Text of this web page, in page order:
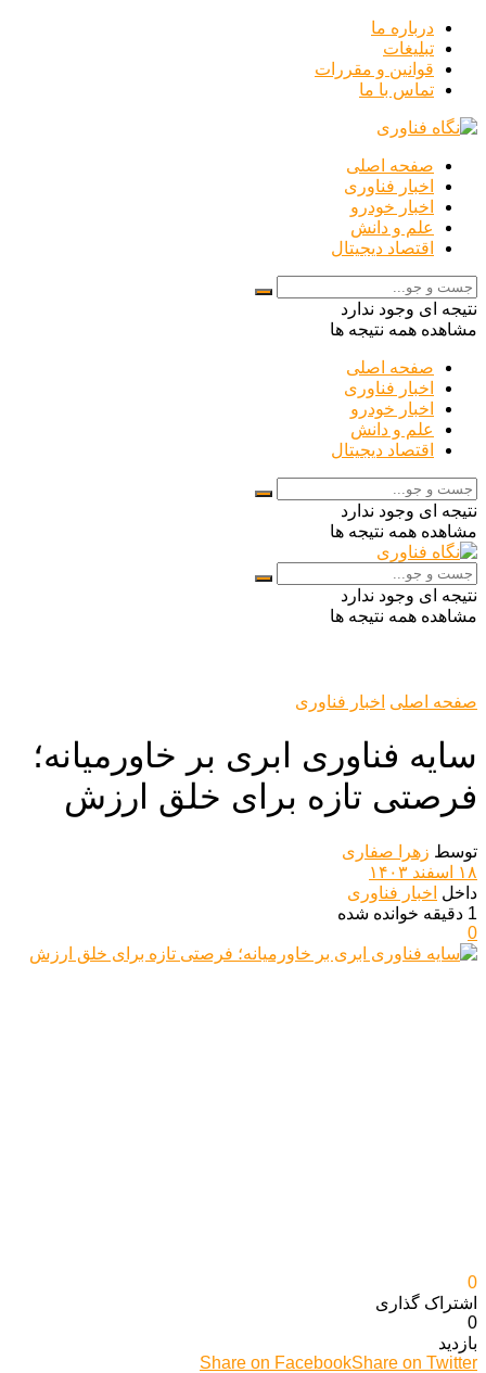
درباره ما
تبلیغات
قوانین و مقررات
تماس با ما
صفحه اصلی
اخبار فناوری
اخبار خودرو
علم و دانش
اقتصاد دیجیتال
نتیجه ای وجود ندارد
مشاهده همه نتیجه ها
صفحه اصلی
اخبار فناوری
اخبار خودرو
علم و دانش
اقتصاد دیجیتال
نتیجه ای وجود ندارد
مشاهده همه نتیجه ها
نتیجه ای وجود ندارد
مشاهده همه نتیجه ها
صفحه اصلی اخبار فناوری
سایه فناوری ابری بر خاورمیانه؛
فرصتی تازه برای خلق ارزش
توسط زهرا صفاری
۱۸ اسفند ۱۴۰۳
داخل اخبار فناوری
1 دقیقه خوانده شده
0
0
اشتراک گذاری‌
0
بازدید
Share on FacebookShare on Twitter